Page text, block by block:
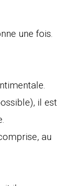
une fois.
il est
au